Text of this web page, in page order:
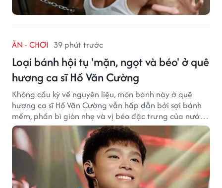
ĂN - CHƠI 39 phút trước
Loại bánh hội tụ 'mặn, ngọt và béo' ở quê
hương ca sĩ Hồ Văn Cường
Không cầu kỳ về nguyên liệu, món bánh này ở quê
hương ca sĩ Hồ Văn Cường vẫn hấp dẫn bởi sợi bánh
mềm, phần bì giòn nhẹ và vị béo đặc trưng của nước
cốt dừa.